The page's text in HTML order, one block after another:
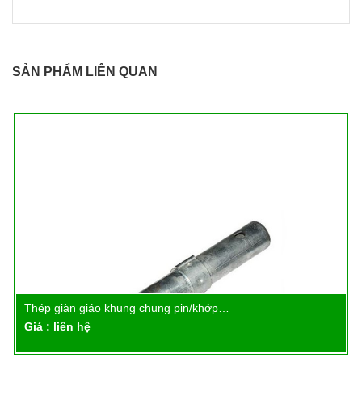
SẢN PHẨM LIÊN QUAN
Chi tiết
Thép giàn giáo khung chung pin/khớp…
Giá : liên hệ